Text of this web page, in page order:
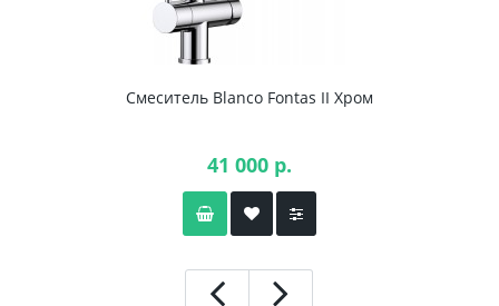
Смеситель Blanco Fontas II Хром
41 000 р.